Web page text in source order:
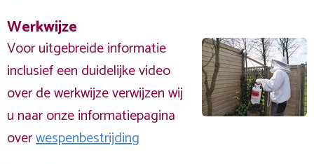
Werkwijze
Voor uitgebreide informatie
inclusief een duidelijke video
over de werkwijze verwijzen wij
u naar onze informatiepagina
overwespenbestrijding